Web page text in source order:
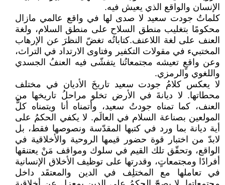
الإنسان والواقع الذي يعيش فيه.
كلماتُ جودت سعيد لا صدى لها في واقع عالمي مازال
محكومًا بتغليب منطق السلاح على منطق السلام، ولغة
العنف على لغة اللاعنف.كتاباتُه تغضّ النظرَ عن الإرهاب
المختبيء في مقولات التكفير وفتاوى الارتداد في التراث،
وعن واقعٍ تعيشه مجتمعاتُنا يتفشّى فيه العنفُ الجسدي
واللغوي والرمزي.
لا يعكس كلامُ جودت سعيد تاريخَ الأديان في مختلف
محطاتها. لا ديانةَ في الأرض تخلو مراحلُ تاريخها من
العنف، كما تمناه جودتُ سعيد، وأتمناه أنا ويتمناه كلُّ
المولعين بصناعة السلام في العالَم. لا يكفي الحكمُ على
أية ديانة بما ورد في كتبها المقدّسة ونصوصها فقط، بل
لابدّ من اختبار قوة حضور قيمها الروحية والأخلاقية في
الواقع، وتحقّق تلك القيم في سلوك ومواقف مَنْ يعتنقها
أفرادًا ومجتمعاتٍ، وقدرتها على توظيف الأخلاق الإنسانية
في تعاملها مع المختلِف في الدين والمعتقَد داخل